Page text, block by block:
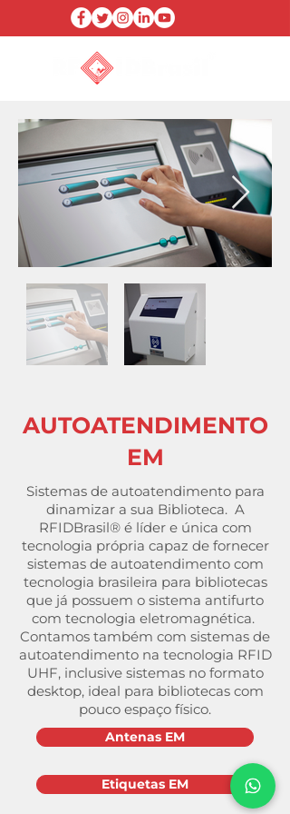
AUTOATENDIMENTO
EM
Sistemas de autoatendimento para
dinamizar a sua Biblioteca. A
RFIDBrasil® é líder e única com
tecnologia própria capaz de fornecer
sistemas de autoatendimento com
tecnologia brasileira para bibliotecas
que já possuem o sistema antifurto
com tecnologia eletromagnética.
Contamos também com sistemas de
autoatendimento na tecnologia RFID
UHF, inclusive sistemas no formato
desktop, ideal para bibliotecas com
pouco espaço físico.
Antenas EM
Etiquetas EM